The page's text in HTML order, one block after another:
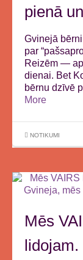
pienā
Gvinejā
par
Reizēm —
dienai. Bet
bērnu dzīvē
More
NOTIKUMI
Mēs
lidojam.